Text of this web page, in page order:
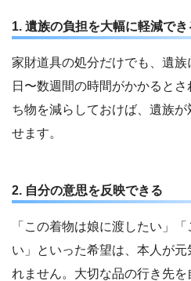
1. 遺族の負担を大幅に軽減でき
家財道具の処分だけでも、遺
日〜数週間の時間がかかると
ち物を減らしておけば、遺族
せます。
2. 自分の意思を反映できる
「この着物は娘に渡したい」
い」といった希望は、本人が
れません。大切な品の行き先